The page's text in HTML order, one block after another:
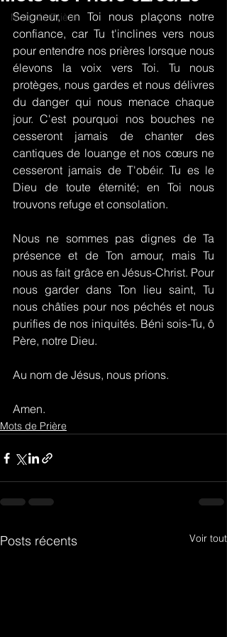
Mots de Prière
Seigneur, en Toi nous plaçons notre
confiance, car Tu t'inclines vers nous
pour entendre nos prières lorsque nous
élevons la voix vers Toi. Tu nous
protèges, nous gardes et nous délivres
du danger qui nous menace chaque
jour. C'est pourquoi nos bouches ne
cesseront jamais de chanter des
cantiques de louange et nos cœurs ne
cesseront jamais de T'obéir. Tu es le
Dieu de toute éternité; en Toi nous
trouvons refuge et consolation.
Nous ne sommes pas dignes de Ta
présence et de Ton amour, mais Tu
nous as fait grâce en Jésus-Christ. Pour
nous garder dans Ton lieu saint, Tu
nous châties pour nos péchés et nous
purifies de nos iniquités. Béni sois-Tu, ô
Père, notre Dieu.
Au nom de Jésus, nous prions.
Amen.
Mots de Prière
Posts récents Voir tout